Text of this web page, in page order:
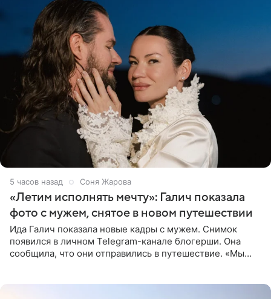
5 часов назад Соня Жарова
«Летим исполнять мечту»: Галич показала
фото с мужем, снятое в новом путешествии
Ида Галич показала новые кадры с мужем. Снимок
появился в личном Telegram-канале блогерши. Она
сообщила, что они отправились в путешествие. «Мы